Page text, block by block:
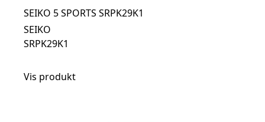
SEIKO 5 SPORTS SRPK29K1
SEIKO
SRPK29K1
Vis produkt